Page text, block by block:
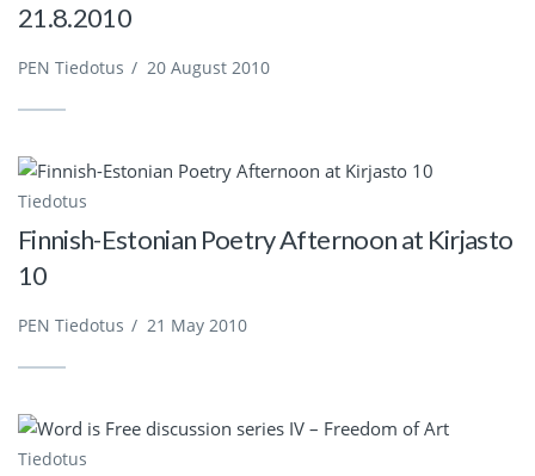
21.8.2010
PEN Tiedotus / 20 August 2010
Tiedotus
Finnish-Estonian Poetry Afternoon at Kirjasto
10
PEN Tiedotus / 21 May 2010
Tiedotus